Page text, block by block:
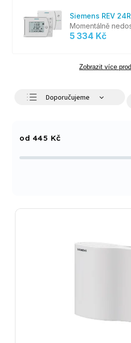
Siemens REV
Momentálně
5 334 Kč
Zobrazit více
Doporučujeme
Abecedně
445 Kč